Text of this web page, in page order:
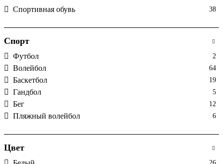
Спортивная обувь 38
Спорт
Футбол 2
Волейбол 64
Баскетбол 19
Гандбол 5
Бег 12
Пляжный волейбол 6
Цвет